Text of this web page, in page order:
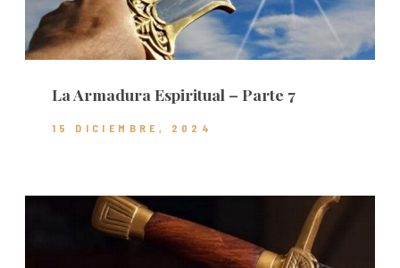
La Armadura Espiritual – Parte 7
15 DICIEMBRE, 2024